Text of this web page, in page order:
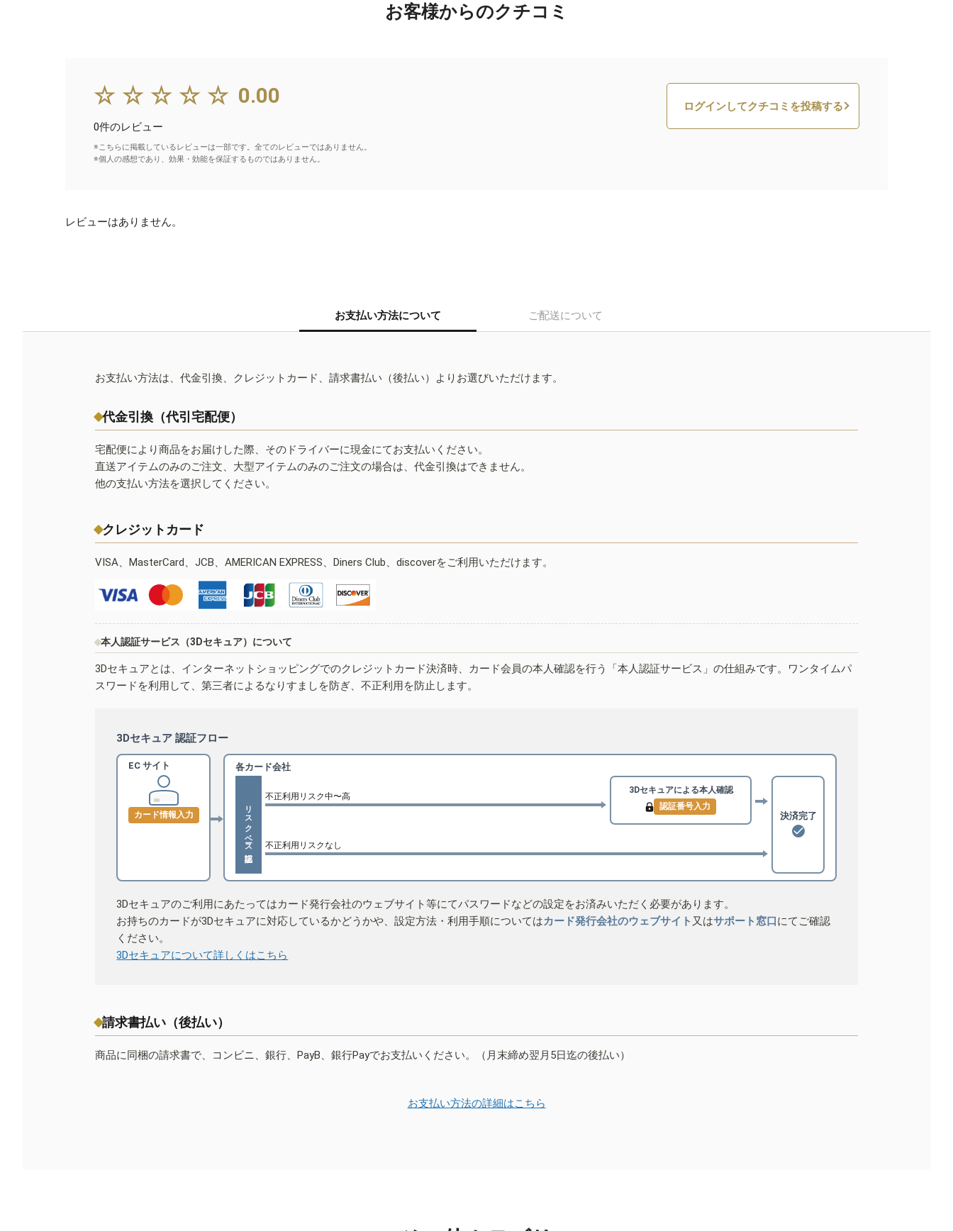
お客様からのクチコミ
☆☆☆☆☆ 0.00
0件のレビュー
※こちらに掲載しているレビューは一部です。全てのレビューではありません。
※個人の感想であり、効果・効能を保証するものではありません。
ログインしてクチコミを投稿する
レビューはありません。
お支払い方法について ご配送について
お支払い方法は、代金引換、クレジットカード、請求書払い（後払い）よりお選びいただけます。
代金引換（代引宅配便）
宅配便により商品をお届けした際、そのドライバーに現金にてお支払いください。
直送アイテムのみのご注文、大型アイテムのみのご注文の場合は、代金引換はできません。
他の支払い方法を選択してください。
クレジットカード
VISA、MasterCard、JCB、AMERICAN EXPRESS、Diners Club、discoverをご利用いただけます。
本人認証サービス（3Dセキュア）について
3Dセキュアとは、インターネットショッピングでのクレジットカード決済時、カード会員の本人確認を行う「本人認証サービス」の仕組みです。ワンタイムパ
スワードを利用して、第三者によるなりすましを防ぎ、不正利用を防止します。
3Dセキュア 認証フロー
EC サイト
カード情報入力
各カード会社
リスクベース認証
不正利用リスク中〜高
3Dセキュアによる本人確認
認証番号入力
不正利用リスクなし
決済完了
3Dセキュアのご利用にあたってはカード発行会社のウェブサイト等にてパスワードなどの設定をお済みいただく必要があります。
お持ちのカードが3Dセキュアに対応しているかどうかや、設定方法・利用手順についてはカード発行会社のウェブサイト 又はサポート窓口にてご確認
ください。
3Dセキュアについて詳しくはこちら
請求書払い（後払い）
商品に同梱の請求書で、コンビニ、銀行、PayB、銀行Payでお支払いください。（月末締め翌月5日迄の後払い）
お支払い方法の詳細はこちら